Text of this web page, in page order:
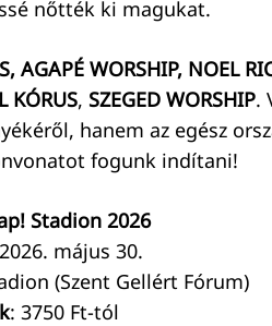
nőtték ki magukat.
AGAPÉ WORSHIP, NOEL
KÓRUS, SZEGED WORSHIP.
hanem az egész
fogunk indítani!
Stadion 2026
május 30.
(Szent Gellért Fórum)
: 3750 Ft-tól